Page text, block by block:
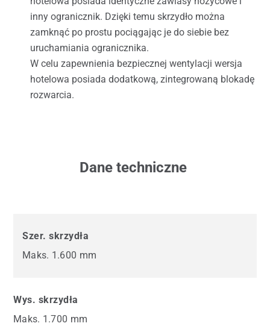
inny ogranicznik. Dzięki temu skrzydło można
zamknąć po prostu pociągając je do siebie bez
uruchamiania ogranicznika.
W celu zapewnienia bezpiecznej wentylacji wersja
hotelowa posiada dodatkową, zintegrowaną blokadę
rozwarcia.
Dane techniczne
Szer. skrzydła
Maks. 1.600 mm
Wys. skrzydła
Maks. 1.700 mm